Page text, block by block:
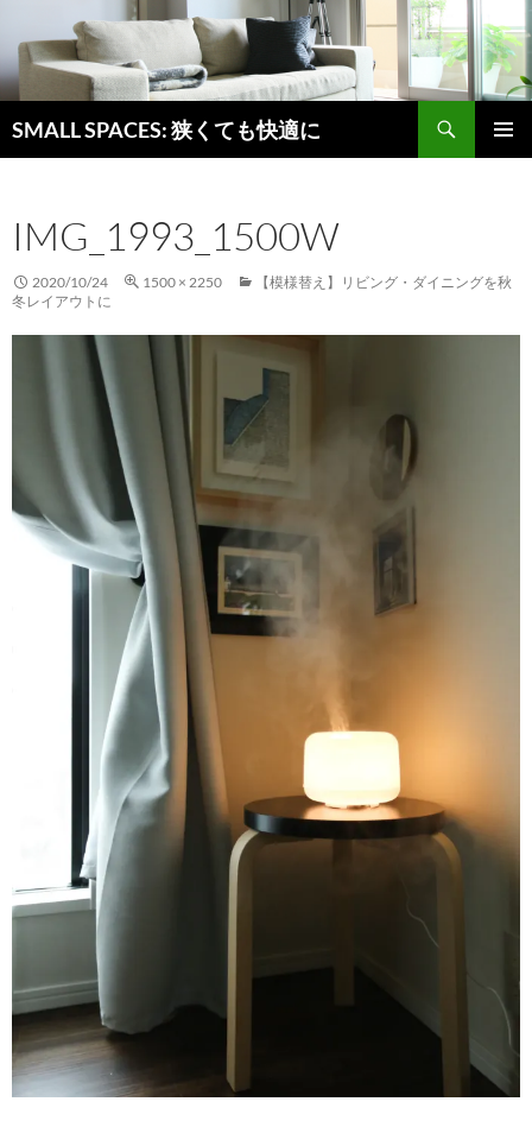
SMALL SPACES: 狭くても快適に
索
ン
ツ
へ
ス
IMG_1993_1500W
2020/10/24 1500 × 2250
【模様替え】リビング・ダイニングを秋
冬レイアウトに